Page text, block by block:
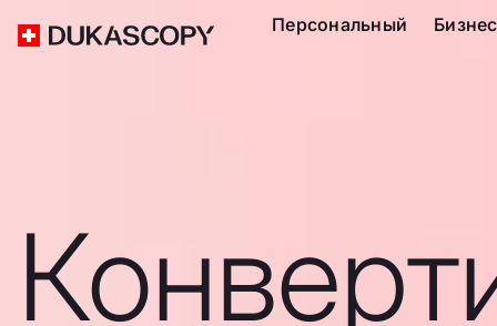
Персональный Бизнес